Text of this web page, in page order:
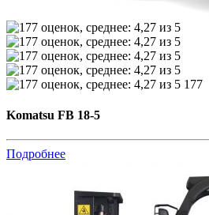
177
Komatsu FB 18-5
Подробнее